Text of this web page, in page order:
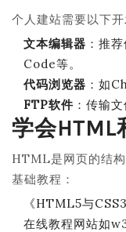
个人建站需要以下开
文本编辑器 ：推
Code等。
代码浏览器 ：如
FTP软件 ：传输
学会HTML
HTML是网页的结
基础教程：
《HTML5与
在线教程网站如